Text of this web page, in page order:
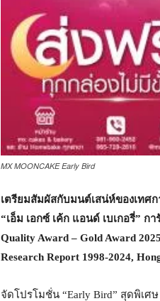
MX MOONCAKE Early Bird
เตรียมสัมผัสกับมนต์เสน่ห์ของเทศ
“เอ็ม เอกซ์ เค้ก แอนด์ เบเกอรี่” ก
Quality Award – Gold Award
Research Report 1998-2024,
จัดโปรโมชั่น “Early Bird” สุดพิเ